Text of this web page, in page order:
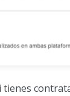
tienes